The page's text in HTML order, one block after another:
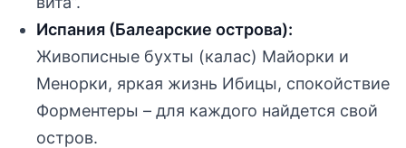
Испания (Балеарские острова):
Живописные бухты (калас) Майорки и
Менорки, яркая жизнь Ибицы, спокойствие
Форментеры – для каждого найдется свой
остров.